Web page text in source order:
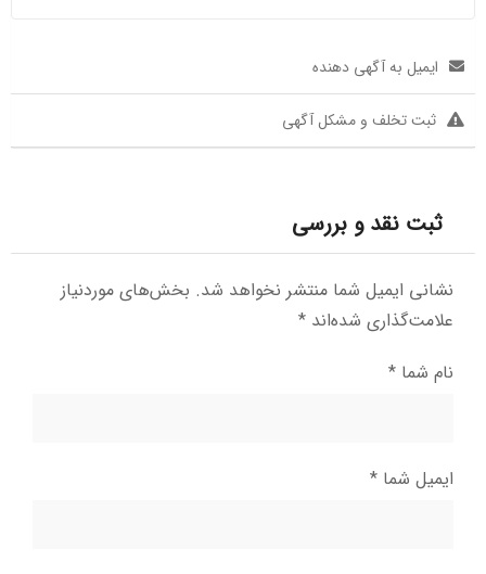
ایمیل به آگهی دهنده
ثبت تخلف و مشکل آگهی
ثبت نقد و بررسی
نشانی ایمیل شما منتشر نخواهد شد. بخش‌های موردنیاز
علامت‌گذاری شده‌اند *
نام شما *
ایمیل شما *